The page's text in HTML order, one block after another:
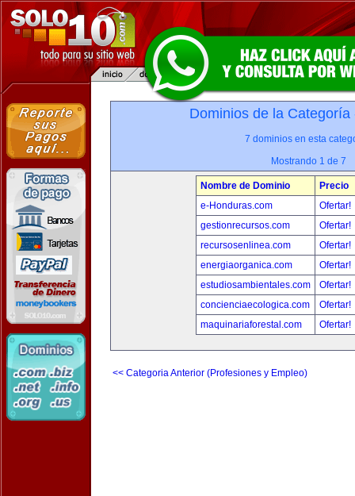
Dominios de la
7 dominios en esta
Mostrando 1 de 7
Nombre de Dominio
Precio
e-Honduras.com
Ofertar!
gestionrecursos.com
Ofertar!
recursosenlinea.com
Ofertar!
energiaorganica.com
Ofertar!
estudiosambientales.com
Ofertar!
concienciaecologica.com
Ofertar!
maquinariaforestal.com
Ofertar!
<< Categoria Anterior (Profesiones y Empleo)